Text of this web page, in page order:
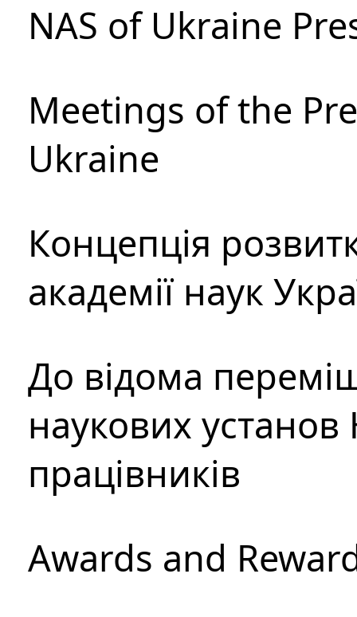
NAS of Ukraine
Meetings of the
Ukraine
Концепція
академії наук
До відома
наукових установ
працівників
Awards and